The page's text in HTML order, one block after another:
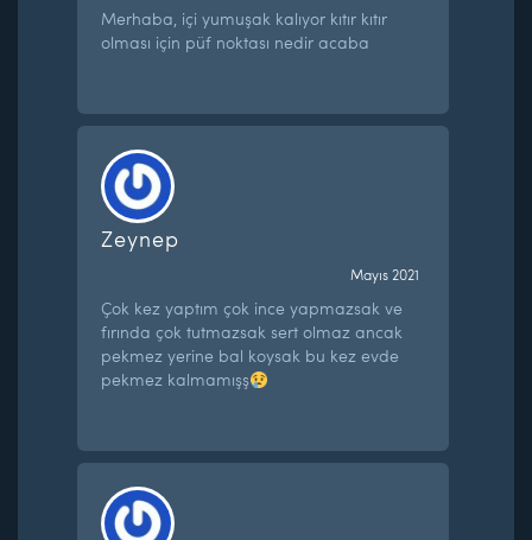
Merhaba, içi yumuşak kalıyor kıtır kıtır
olması için püf noktası nedir acaba
Zeynep
Mayıs 2021
Çok kez yaptım çok ince yapmazsak ve
fırında çok tutmazsak sert olmaz ancak
pekmez yerine bal koysak bu kez evde
pekmez kalmamışş